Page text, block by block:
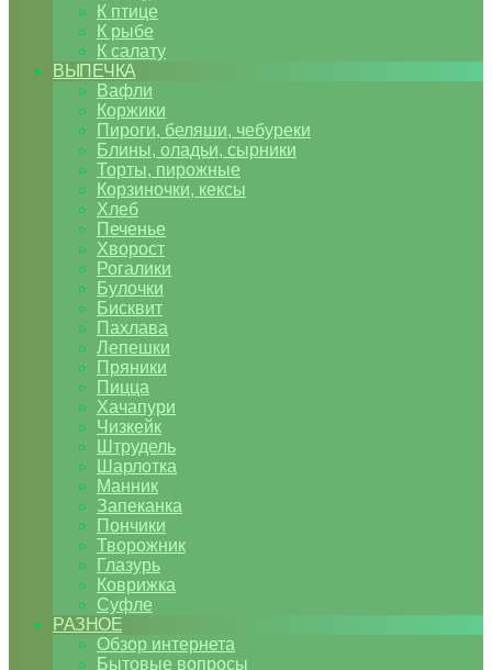
К птице
К рыбе
К салату
ВЫПЕЧКА
Вафли
Коржики
Пироги, беляши, чебуреки
Блины, оладьи, сырники
Торты, пирожные
Корзиночки, кексы
Хлеб
Печенье
Хворост
Рогалики
Булочки
Бисквит
Пахлава
Лепешки
Пряники
Пицца
Хачапури
Чизкейк
Штрудель
Шарлотка
Манник
Запеканка
Пончики
Творожник
Глазурь
Коврижка
Суфле
РАЗНОЕ
Обзор интернета
Бытовые вопросы